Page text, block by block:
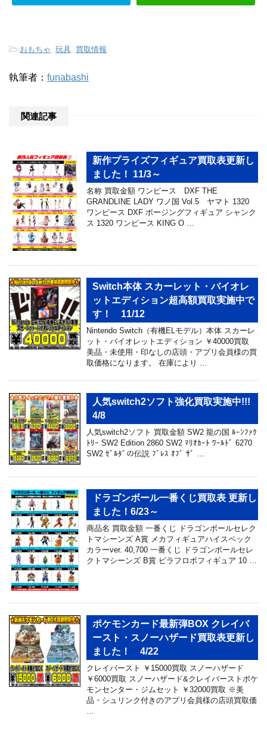
-おもちゃ, 玩具, 買取情報
執筆者： funabashi
関連記事
新作プライズフィギュア買取表更新し
ました！ 11/3～
名称 買取金額 ワンピース DXF THE
GRANDLINE LADY ワノ国 Vol.5 ヤマト 1320
ワンピース DXF ポージングフィギュア シャンク
ス 1320 ワンピース KING O …
Switch本体 スカーレット・バイオレ
ットエディション超高額買取実施中で
す！ 11/12
Nintendo Switch（有機ELモデル）本体 スカーレ
ット・バイオレットエディション ￥40000買取
美品・未使用・印なしの店頭・アプリ会員様の買
取価格になります。 在庫により …
人気switch2ソフト強化買取実施中!!!
4/8
人気switch2ソフト 買取金額 SW2 龍の国 ﾙｰﾝﾌｧｸ
ﾄﾘｰ SW2 Edition 2860 SW2 ﾏﾘｵｶｰﾄ ﾜｰﾙﾄﾞ 6270
SW2 ｾﾞﾙﾀﾞの伝説 ﾌﾞﾚｽ ｵﾌﾞ ｻﾞ …
ドラゴンボール一番くじ買取表 更新し
ました！6/23～
商品名 買取金額 一番くじ ドラゴンボールセレク
トマシーンズ A賞 メカフィギュアハイスペック
カラーver. 40,700 一番くじ ドラゴンボールセレ
クトマシーンズ B賞 ピラフロボフィギュア 10 …
ポケモンカード最新弾BOX クレイバ
ースト・スノーハザード買取表更新し
ました！ 4/22
クレイバースト ￥15000買取 スノーハザード
￥6000買取 スノーハザード&クレイバーストポケ
モンセンター・ジムセット ￥32000買取 ※美
品・シュリンク付きのアプリ会員様の店頭買取価